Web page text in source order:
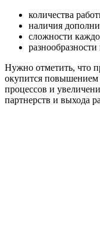
количества
наличия
сложности
Нужно отметить, что
окупится повышением
процессов и
партнерств и выхода